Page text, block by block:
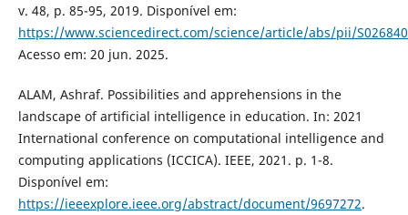
v. 48, p. 85-95, 2019. Disponível em:
https://www.sciencedirect.com/science/article/abs/pii/
Acesso em: 20 jun. 2025.
ALAM, Ashraf. Possibilities and apprehensions in the
landscape of artificial intelligence in education. In: 2021
International conference on computational intelligence and
computing applications (ICCICA). IEEE, 2021. p. 1-8.
Disponível em:
https://ieeexplore.ieee.org/abstract/document/9697272.